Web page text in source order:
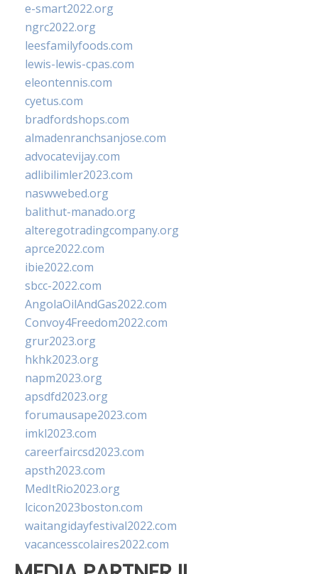
e-smart2022.org
ngrc2022.org
leesfamilyfoods.com
lewis-lewis-cpas.com
eleontennis.com
cyetus.com
bradfordshops.com
almadenranchsanjose.com
advocatevijay.com
adlibilimler2023.com
naswwebed.org
balithut-manado.org
alteregotradingcompany.org
aprce2022.com
ibie2022.com
sbcc-2022.com
AngolaOilAndGas2022.com
Convoy4Freedom2022.com
grur2023.org
hkhk2023.org
napm2023.org
apsdfd2023.org
forumausape2023.com
imkl2023.com
careerfaircsd2023.com
apsth2023.com
MedItRio2023.org
lcicon2023boston.com
waitangidayfestival2022.com
vacancesscolaires2022.com